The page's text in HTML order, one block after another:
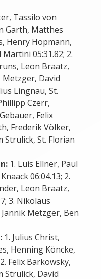
Tassilo von
Garth, Matthes
Henry Hopmann,
05:31.82; 2.
Leon Braatz,
Metzger, David
Lingnau, St.
Czerr,
Felix
Frederik Völker,
Strulick, St. Florian
1. Luis Ellner, Paul
06:04.13; 2.
Leon Braatz,
3. Nikolaus
Metzger, Ben
1. Julius Christ,
Henning Köncke,
Felix Barkowsky,
Strulick, David